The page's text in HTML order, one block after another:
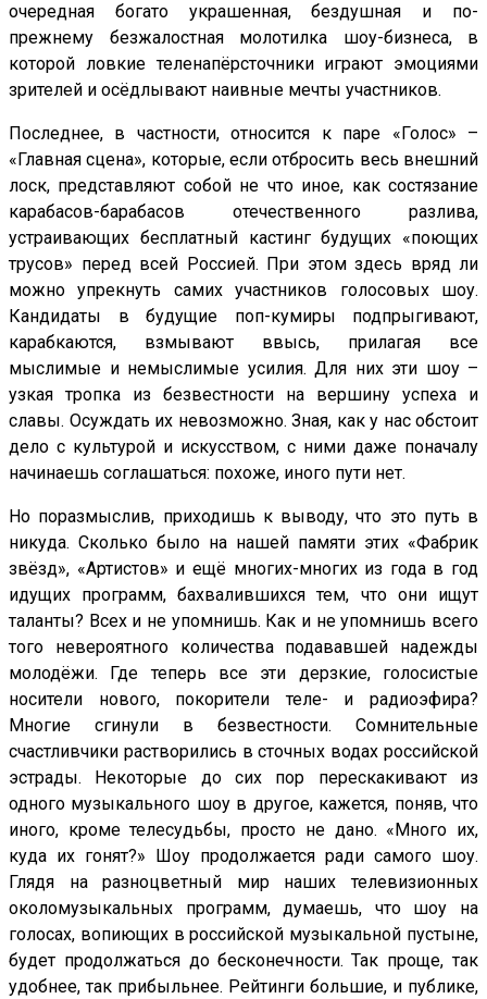
очередная богато украшенная, бездушная и по-
прежнему безжалостная молотилка шоу-бизнеса, в
которой ловкие теленапёрсточники играют эмоциями
зрителей и осёдлывают наивные мечты участников.
Последнее, в частности, относится к паре «Голос» –
«Главная сцена», которые, если отбросить весь внешний
лоск, представляют собой не что иное, как состязание
карабасов-барабасов отечественного разлива,
устраивающих бесплатный кастинг будущих «поющих
трусов» перед всей Россией. При этом здесь вряд ли
можно упрекнуть самих участников голосовых шоу.
Кандидаты в будущие поп-кумиры подпрыгивают,
карабкаются, взмывают ввысь, прилагая все
мыслимые и немыслимые усилия. Для них эти шоу –
узкая тропка из безвестности на вершину успеха и
славы. Осуждать их невозможно. Зная, как у нас обстоит
дело с культурой и искусством, с ними даже поначалу
начинаешь соглашаться: похоже, иного пути нет.
Но поразмыслив, приходишь к выводу, что это путь в
никуда. Сколько было на нашей памяти этих «Фабрик
звёзд», «Артистов» и ещё многих-многих из года в год
идущих программ, бахвалившихся тем, что они ищут
таланты? Всех и не упомнишь. Как и не упомнишь всего
того невероятного количества подававшей надежды
молодёжи. Где теперь все эти дерзкие, голосистые
носители нового, покорители теле- и радиоэфира?
Многие сгинули в безвестности. Сомнительные
счастливчики растворились в сточных водах российской
эстрады. Некоторые до сих пор перескакивают из
одного музыкального шоу в другое, кажется, поняв, что
иного, кроме телесудьбы, просто не дано. «Много их,
куда их гонят?» Шоу продолжается ради самого шоу.
Глядя на разноцветный мир наших телевизионных
околомузыкальных программ, думаешь, что шоу на
голосах, вопиющих в российской музыкальной пустыне,
будет продолжаться до бесконечности. Так проще, так
удобнее, так прибыльнее. Рейтинги большие, и публике,